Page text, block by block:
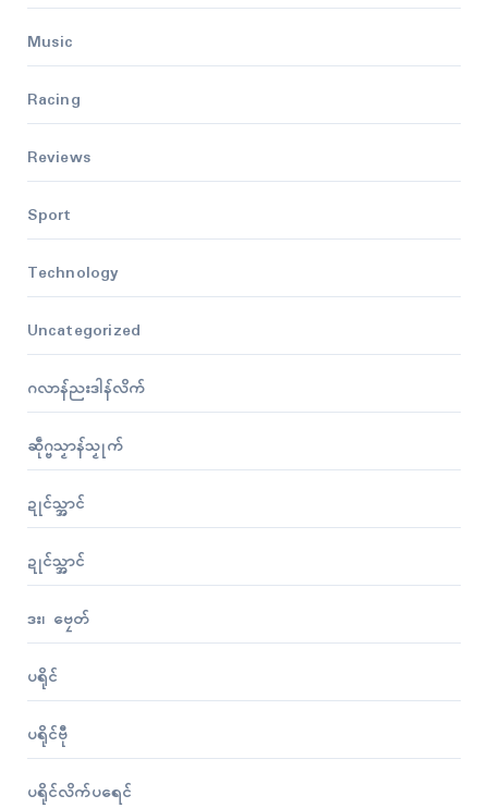
Music
Racing
Reviews
Sport
Technology
Uncategorized
ဂလာန်ညးဒါန်လိက်
ဆဵုဂ္ဗသၟာန်သၟုက်
ဍုၚ်သ္အာၚ်
ဍုၚ်သ္အာၚ်
ဒး၊ ဗၠေတ်
ပရိုၚ်
ပရိုၚ်ဗီု
ပရိုၚ်လိက်ပရေၚ်